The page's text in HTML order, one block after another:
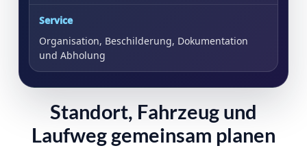
Service
Organisation, Beschilderung, Dokumentation
und Abholung
Standort, Fahrzeug und
Laufweg gemeinsam planen